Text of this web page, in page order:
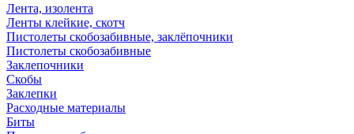
Лента, изолента
Ленты клейкие, скотч
Пистолеты скобозабивные, заклёпочники
Пистолеты скобозабивные
Заклепочники
Скобы
Заклепки
Расходные материалы
Биты